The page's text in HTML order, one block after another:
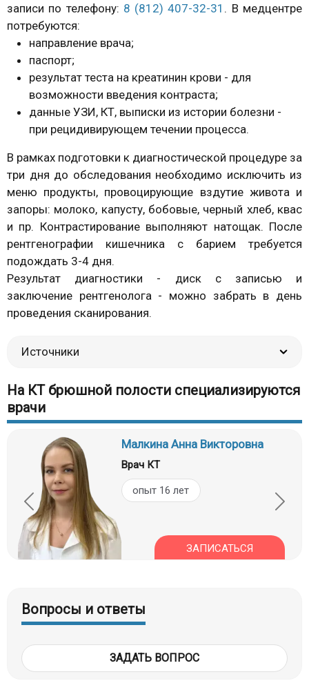
записи по телефону: 8 (812) 407-32-31 . В медцентре
потребуются:
направление врача;
паспорт;
результат теста на креатинин крови - для
возможности введения контраста;
данные УЗИ, КТ, выписки из истории болезни -
при рецидивирующем течении процесса.
В рамках подготовки к диагностической процедуре за
три дня до обследования необходимо исключить из
меню продукты, провоцирующие вздутие живота и
запоры: молоко, капусту, бобовые, черный хлеб, квас
и пр. Контрастирование выполняют натощак. После
рентгенографии кишечника с барием требуется
подождать 3-4 дня.
Результат диагностики - диск с записью и
заключение рентгенолога - можно забрать в день
проведения сканирования.
Источники
На КТ брюшной полости специализируются
врачи
Малкина Анна Викторовна
Врач КТ
опыт 16 лет
ЗАПИСАТЬСЯ
Вопросы и ответы
ЗАДАТЬ ВОПРОС